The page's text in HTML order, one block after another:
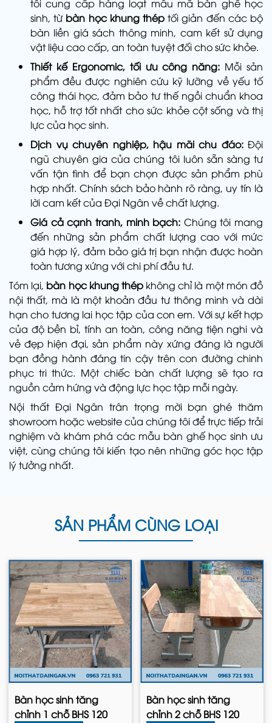
tôi cung cấp hàng loạt mẫu mã bàn ghế học
sinh, từ bàn học khung thép tối giản đến các bộ
bàn liền giá sách thông minh, cam kết sử dụng
vật liệu cao cấp, an toàn tuyệt đối cho sức khỏe.
Thiết kế Ergonomic, tối ưu công năng: Mỗi sản
phẩm đều được nghiên cứu kỹ lưỡng về yếu tố
công thái học, đảm bảo tư thế ngồi chuẩn khoa
học, hỗ trợ tốt nhất cho sức khỏe cột sống và thị
lực của học sinh.
Dịch vụ chuyên nghiệp, hậu mãi chu đáo: Đội
ngũ chuyên gia của chúng tôi luôn sẵn sàng tư
vấn tận tình để bạn chọn được sản phẩm phù
hợp nhất. Chính sách bảo hành rõ ràng, uy tín là
lời cam kết của Đại Ngân về chất lượng.
Giá cả cạnh tranh, minh bạch: Chúng tôi mang
đến những sản phẩm chất lượng cao với mức
giá hợp lý, đảm bảo giá trị bạn nhận được hoàn
toàn tương xứng với chi phí đầu tư.
Tóm lại, bàn học khung thépkhông chỉ là một món đồ
nội thất, mà là một khoản đầu tư thông minh và dài
hạn cho tương lai học tập của con em. Với sự kết hợp
của độ bền bỉ, tính an toàn, công năng tiện nghi và
vẻ đẹp hiện đại, sản phẩm này xứng đáng là người
bạn đồng hành đáng tin cậy trên con đường chinh
phục tri thức. Một chiếc bàn chất lượng sẽ tạo ra
nguồn cảm hứng và động lực học tập mỗi ngày.
Nội thất Đại Ngân trân trọng mời bạn ghé thăm
showroom hoặc website của chúng tôi để trực tiếp trải
nghiệm và khám phá các mẫu bàn ghế học sinh ưu
việt, cùng chúng tôi kiến tạo nên những góc học tập
lý tưởng nhất.
SẢN PHẨM CÙNG LOẠI
Bàn học sinh tăng
chỉnh 1 chỗ BHS 120
Bàn học sinh tăng
chỉnh 2 chỗ BHS 120